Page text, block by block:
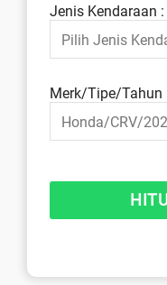
Jenis Kendaraan :
Merk/Tipe/Tahun